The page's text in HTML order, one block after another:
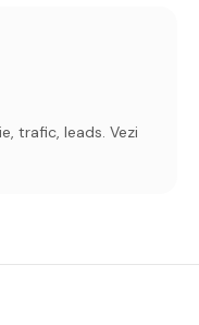
trafic, leads. Vezi